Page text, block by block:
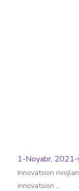
1-Noyabr,
Innovatsion
innovatsion …